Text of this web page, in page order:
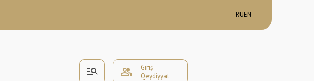
RUEN
manage_search group
Giriş
Qeydiyyat